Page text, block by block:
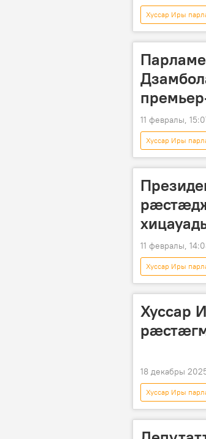
Хуссар Иры
11 февралы,
Хуссар Иры
11 февралы,
Хуссар Иры
Хуссар
18 декабры
Хуссар Иры